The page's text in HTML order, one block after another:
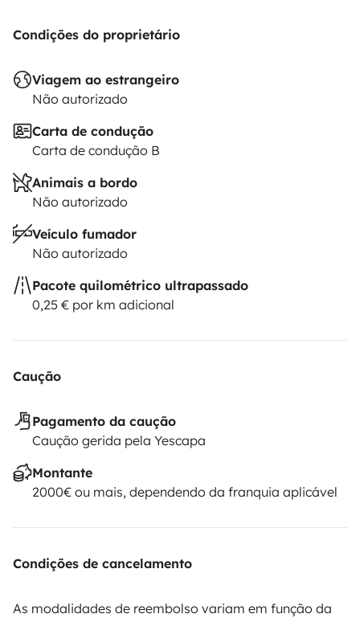
Condições do proprietário
Viagem ao estrangeiro
Não autorizado
Carta de condução
Carta de condução B
Animais a bordo
Não autorizado
Veículo fumador
Não autorizado
Pacote quilométrico ultrapassado
0,25 € por km adicional
Caução
Pagamento da caução
Caução gerida pela Yescapa
Montante
2000€ ou mais, dependendo da franquia aplicável
Condições de cancelamento
As modalidades de reembolso variam em função da